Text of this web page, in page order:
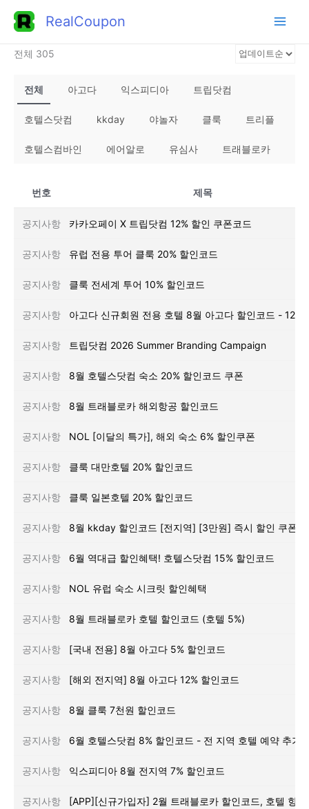
RealCoupon
전체 305
전체 아고다 익스피디아 트립닷컴
호텔스닷컴 kkday 야놀자 클룩 트리플
호텔스컴바인 에어알로 유심사 트래블로카
번호 제목
공지사항 카카오페이 X 트립닷컴 12% 할인 쿠폰코드
공지사항 유럽 전용 투어 클룩 20% 할인코드
공지사항 클룩 전세계 투어 10% 할인코드
공지사항
공지사항 트립닷컴 2026 Summer Branding Campaign
공지사항 8월 호텔스닷컴 숙소 20% 할인코드 쿠폰
공지사항 8월 트래블로카 해외항공 할인코드
공지사항 NOL [이달의 특가], 해외 숙소 6% 할인쿠폰
공지사항 클룩 대만호텔 20% 할인코드
공지사항 클룩 일본호텔 20% 할인코드
공지사항 8월 kkday 할인코드 [전지역] [3만원] 즉시 할인 쿠폰
공지사항 6월 역대급 할인혜택! 호텔스닷컴 15% 할인코드
공지사항 NOL 유럽 숙소 시크릿 할인혜택
공지사항 8월 트래블로카 호텔 할인코드 (호텔 5%)
공지사항 [국내 전용] 8월 아고다 5% 할인코드
공지사항 [해외 전지역] 8월 아고다 12% 할인코드
공지사항 8월 클룩 7천원 할인코드
공지사항
공지사항 익스피디아 8월 전지역 7% 할인코드
공지사항